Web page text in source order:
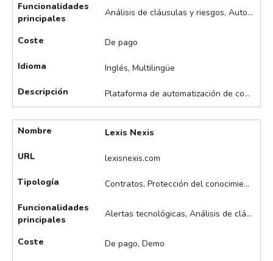
Funcionalidades
principales
Análisis de cláusulas y riesgos, Automatización de flujos de trabajo, Gestión asistida de contratos, Redacción asistida de contratos, Seguimiento de aprobaciones y firmas
Coste De pago
Idioma Inglés, Multilingüe
Descripción Plataforma de automatización de contratos que utiliza inteligencia artificial para identificar cláusulas, gestionar revisiones y automatizar flujos de trabajo legales. Su enfoque principal es la optimización y eficiencia en la gestión de contratos, permitiendo a las empresas reducir tiempos y errores en procesos legales repetitivos. Destaca en la extracción de datos y automatización de tareas administrativas legales, revisión y firma electrónica de acuerdos, y integración con sistemas CRM y ERP, entre otros.
Nombre Lexis Nexis
URL lexisnexis.com
Tipología Contratos, Protección del conocimiento
Funcionalidades
principales
Alertas tecnológicas, Análisis de cláusulas y riesgos, Búsqueda asistida de patentes, Búsqueda y análisis de litigios IP, Monitorización de competidores, Monitorización de tendencias legales
Coste De pago, Demo